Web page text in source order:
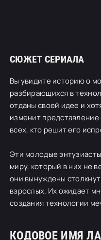
СЮЖЕТ СЕРИАЛА
Вы увидите историю о
разбирающихся в
отданы своей идее и
изменит
всех, кто решит его
Эти молодые
миру, который в них не
они вынуждены
взрослых. Их ожидает
создания технологии
КОДОВОЕ ИМЯ